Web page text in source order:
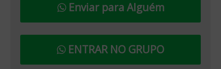
Enviar para Alguém
ENTRAR NO GRUPO